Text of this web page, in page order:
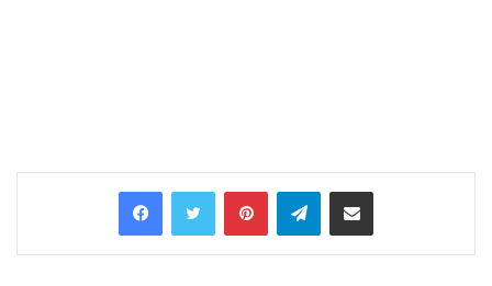
PinterestTelegramShare via Email